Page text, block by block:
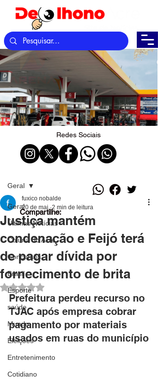
Redes Sociais
Geral
Últimas Notícias
Coluna do Acre
Concursos
Brasil
Esporte
saúde
Mundo
Eleições
Entretenimento
Cotidiano
Geral
Justiça mantém
condenação e Feijó terá
de pagar dívida por
fornecimento de brita
fuxico nobalde
20 de mai. 2 min de leitura
Avaliado com NaN de 5 estrelas.
Prefeitura perdeu recurso no
TJAC após empresa cobrar
pagamento por materiais
usados em ruas do município
Compartilhe: